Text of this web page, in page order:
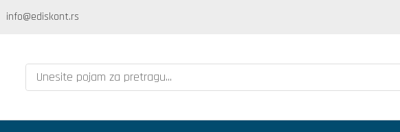
info@ediskont.rs